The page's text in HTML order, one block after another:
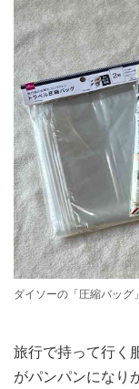
ダイソーの「圧縮バッグ
旅行で持って行く
がパンパンになり